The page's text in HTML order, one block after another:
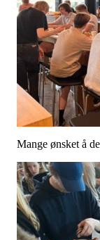
Mange ønsket å